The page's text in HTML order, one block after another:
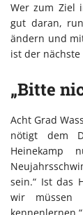
Wer zum Ziel
gut daran,
ändern und
ist der
„Bitte
Acht Grad
nötigt dem
Heinekamp
sein.“ Ist das
wir müssen